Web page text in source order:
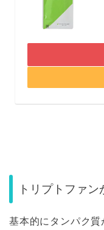
トリプトファ
基本的にタンパク質